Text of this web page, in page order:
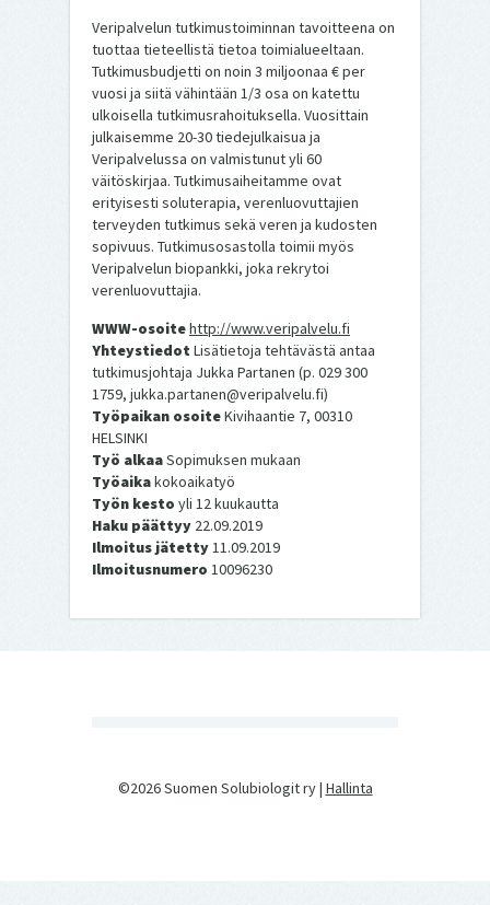
Veripalvelun tutkimustoiminnan tavoitteena on
tuottaa tieteellistä tietoa toimialueeltaan.
Tutkimusbudjetti on noin 3 miljoonaa € per
vuosi ja siitä vähintään 1/3 osa on katettu
ulkoisella tutkimusrahoituksella. Vuosittain
julkaisemme 20-30 tiedejulkaisua ja
Veripalvelussa on valmistunut yli 60
väitöskirjaa. Tutkimusaiheitamme ovat
erityisesti soluterapia, verenluovuttajien
terveyden tutkimus sekä veren ja kudosten
sopivuus. Tutkimusosastolla toimii myös
Veripalvelun biopankki, joka rekrytoi
verenluovuttajia.
WWW-osoitehttp://www.veripalvelu.fi
Yhteystiedot Lisätietoja tehtävästä antaa
tutkimusjohtaja Jukka Partanen (p. 029 300
1759, jukka.partanen@veripalvelu.fi)
Työpaikan osoiteKivihaantie 7, 00310
HELSINKI
Työ alkaaSopimuksen mukaan
Työaikakokoaikatyö
Työn kesto yli 12 kuukautta
Haku päättyy 22.09.2019
Ilmoitus jätetty11.09.2019
Ilmoitusnumero 10096230
©2026 Suomen Solubiologit ry | Hallinta